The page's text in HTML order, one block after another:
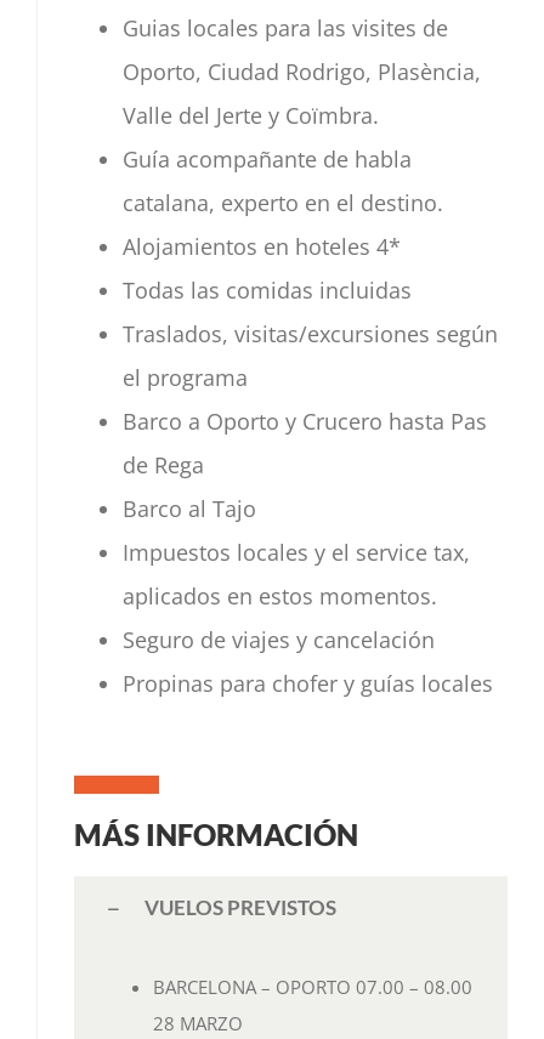
Guias locales para las visites de
Oporto, Ciudad Rodrigo, Plasència,
Valle del Jerte y Coïmbra.
Guía acompañante de habla
catalana, experto en el destino.
Alojamientos en hoteles 4*
Todas las comidas incluidas
Traslados, visitas/excursiones según
el programa
Barco a Oporto y Crucero hasta Pas
de Rega
Barco al Tajo
Impuestos locales y el service tax,
aplicados en estos momentos.
Seguro de viajes y cancelación
Propinas para chofer y guías locales
MÁS INFORMACIÓN
VUELOS PREVISTOS
BARCELONA – OPORTO 07.00 – 08.00
28 MARZO